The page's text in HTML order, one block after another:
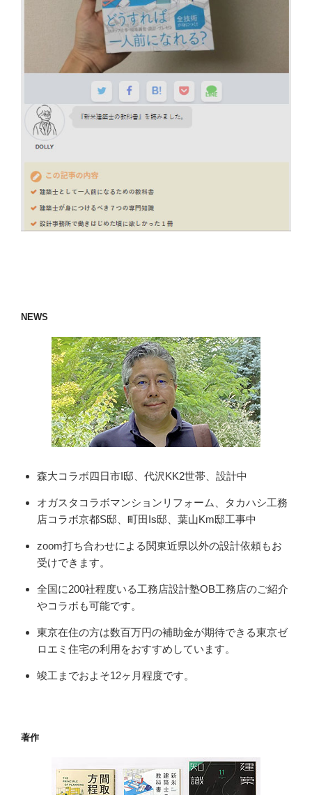
NEWS
森大コラボ四日市I邸、代沢KK2世帯、設計中
オガスタコラボマンションリフォーム、タカハシ工務
店コラボ京都S邸、町田Is邸、葉山Km邸工事中
zoom打ち合わせによる関東近県以外の設計依頼もお
受けできます。
全国に200社程度いる工務店設計塾OB工務店のご紹介
やコラボも可能です。
東京在住の方は数百万円の補助金が期待できる東京ゼ
ロエミ住宅の利用をおすすめしています。
竣工までおよそ12ヶ月程度です。
著作